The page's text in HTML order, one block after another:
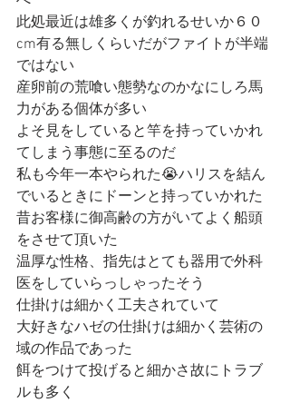
此処最近は雄多くが釣れるせいか６０
cm有る無しくらいだがファイトが半端
ではない
産卵前の荒喰い態勢なのかなにしろ馬
力がある個体が多い
よそ見をしていると竿を持っていかれ
てしまう事態に至るのだ
私も今年一本やられた😭ハリスを結ん
でいるときにドーンと持っていかれた
昔お客様に御高齢の方がいてよく船頭
をさせて頂いた
温厚な性格、指先はとても器用で外科
医をしていらっしゃったそう
仕掛けは細かく工夫されていて
大好きなハゼの仕掛けは細かく芸術の
域の作品であった
餌をつけて投げると細かさ故にトラブ
ルも多く